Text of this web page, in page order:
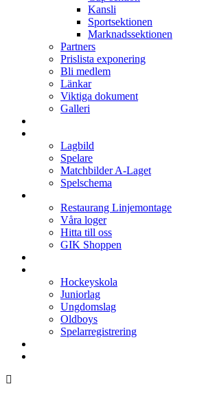
Kansli
Sportsektionen
Marknadssektionen
Partners
Prislista exponering
Bli medlem
Länkar
Viktiga dokument
Galleri
Lagbild
Spelare
Matchbilder A-Laget
Spelschema
Restaurang Linjemontage
Våra loger
Hitta till oss
GIK Shoppen
Hockeyskola
Juniorlag
Ungdomslag
Oldboys
Spelarregistrering